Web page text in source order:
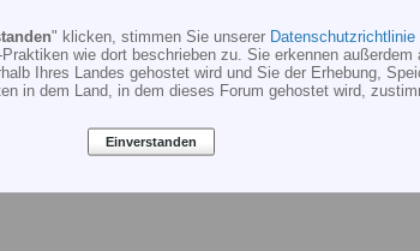
" klicken, stimmen Sie unserer Datenschutzrichtlinie
wie dort beschrieben zu. Sie erkennen außerdem
Ihres Landes gehostet wird und Sie der Erhebung,
in dem Land, in dem dieses Forum gehostet wird,
Einverstanden